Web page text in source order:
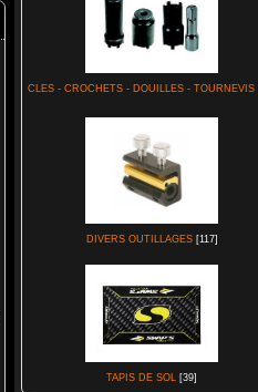
CLES - CROCHETS - DOUILLES - TOURNEVIS
DIVERS OUTILLAGES [117]
TAPIS DE SOL [39]